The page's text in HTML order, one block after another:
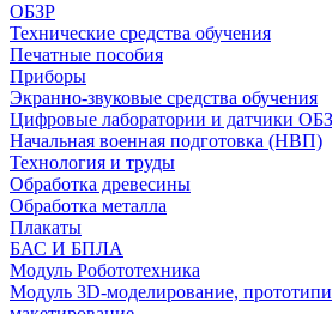
ОБЗР
Технические средства обучения
Печатные пособия
Приборы
Экранно-звуковые средства обучения
Цифровые лаборатории и датчики
Начальная военная подготовка (НВП)
Технология и труды
Обработка древесины
Обработка металла
Плакаты
БАС И БПЛА
Модуль Робототехника
Модуль 3D-моделирование,